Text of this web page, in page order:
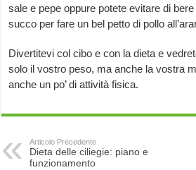
sale e pepe oppure potete evitare di
succo per fare un bel petto di pollo
Divertitevi col cibo e con la dieta e
solo il vostro peso, ma anche la vostra
anche un po’ di attività fisica.
Articolo Precedente
Dieta delle ciliegie: piano e
funzionamento